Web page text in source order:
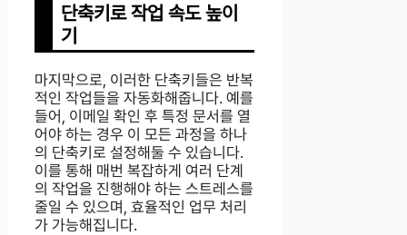
단축키로 작업 속도 높이
기
마지막으로, 이러한 단축키들은 반복
적인 작업들을 자동화해줍니다. 예를
들어, 이메일 확인 후 특정 문서를 열
어야 하는 경우 이 모든 과정을 하나
의 단축키로 설정해둘 수 있습니다.
이를 통해 매번 복잡하게 여러 단계
의 작업을 진행해야 하는 스트레스를
줄일 수 있으며, 효율적인 업무 처리
가 가능해집니다.